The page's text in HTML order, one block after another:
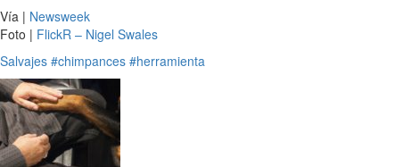
Vía | Newsweek
Foto | FlickR – Nigel Swales
Salvajes #chimpances #herramienta